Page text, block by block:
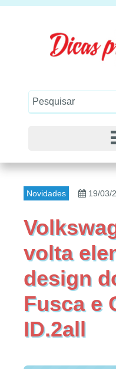
Novidades 19/03/
volta
design
Fusca e
ID.2all